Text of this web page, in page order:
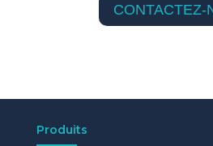
CONTACTEZ-
Produits